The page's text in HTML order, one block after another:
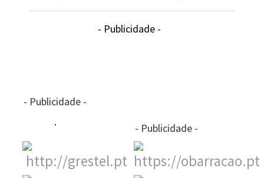
- Publicidade -
- Publicidade -
- Publicidade -